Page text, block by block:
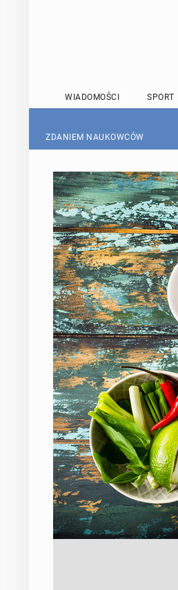
WIADOMOŚCI SPORT
ZDANIEM NAUKOWCÓW